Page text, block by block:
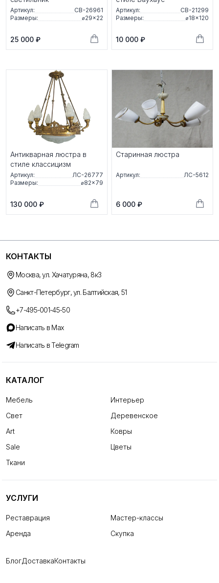
Артикул:
СВ-26961
Размеры:
⌀29×22
25 000 ₽
Артикул:
СВ-21299
Размеры:
⌀18×120
10 000 ₽
Антикварная люстра в
стиле классицизм
Артикул:
ЛС-26777
Размеры:
⌀82×79
130 000 ₽
Старинная люстра
Артикул: ЛС-5612
6 000 ₽
КОНТАКТЫ
Москва, ул. Хачатуряна, 8к3
Санкт-Петербург, ул. Балтийская, 51
+7-495-001-45-50
Написать в Max
Написать в Telegram
КАТАЛОГ
Мебель
Интерьер
Свет
Деревенское
Art
Ковры
Sale
Цветы
Ткани
УСЛУГИ
Реставрация
Мастер-классы
Аренда
Скупка
БлогДоставкаКонтакты